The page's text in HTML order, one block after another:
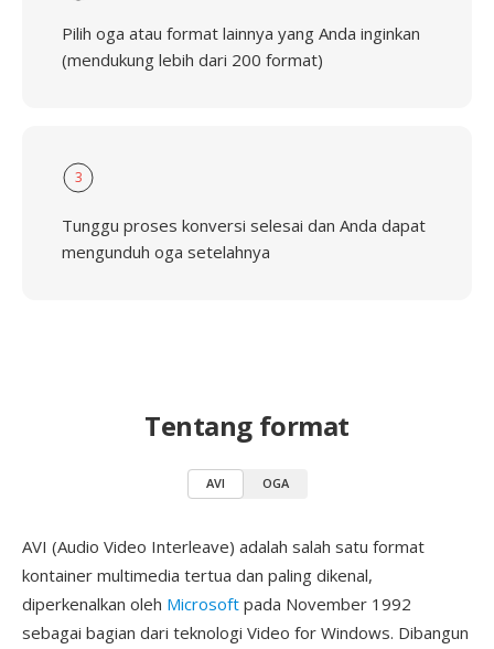
Pilih oga atau format lainnya yang Anda inginkan
(mendukung lebih dari 200 format)
3
Tunggu proses konversi selesai dan Anda dapat
mengunduh oga setelahnya
Tentang format
AVI OGA
AVI (Audio Video Interleave) adalah salah satu format
kontainer multimedia tertua dan paling dikenal,
diperkenalkan oleh Microsoft pada November 1992
sebagai bagian dari teknologi Video for Windows. Dibangun